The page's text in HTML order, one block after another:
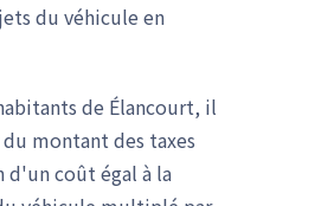
du véhicule en
de Élancourt, il
montant des taxes
coût égal à la